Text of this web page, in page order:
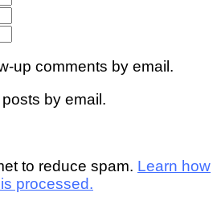
up comments by email.
by email.
to reduce spam. Learn how
processed.